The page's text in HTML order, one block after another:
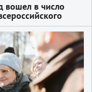
вошел в число